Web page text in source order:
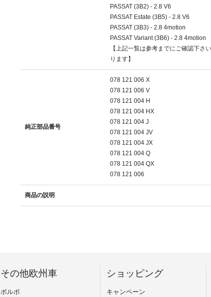
PASSAT (3B2) - 2.8 V6
PASSAT Estate (3B5) - 2.8 V6
PASSAT (3B3) - 2.8 4motion
PASSAT Variant (3B6) - 2.8 4motion
【上記一覧は参考までにご確認下さ
ります】
純正部品番号
078 121 006 X
078 121 006 V
078 121 004 H
078 121 004 HX
078 121 004 J
078 121 004 JV
078 121 004 JX
078 121 004 Q
078 121 004 QX
078 121 006
商品の説明
その他欧州車
ボルボ
ショッピング
キャンペーン